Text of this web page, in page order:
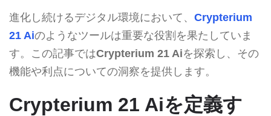
進化し続けるデジタル環境において、 Crypterium
21 Aiのようなツールは重要な役割を果たしていま
す。この記事ではCrypterium 21 Aiを探索し、その
機能や利点についての洞察を提供します。
Crypterium 21 Aiを定義す